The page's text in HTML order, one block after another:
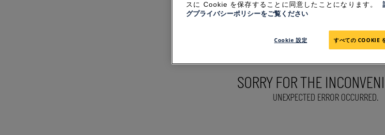
SORRY FOR THE
UNEXPECTED ERROR OCCURRED.
スに Cookie を保存することに同意したことになります。
グプライバシーポリシーをご覧ください
Cookie 設定 すべての COOKIE